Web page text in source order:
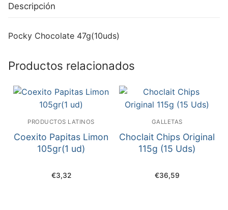
Descripción
Pocky Chocolate 47g(10uds)
Productos relacionados
PRODUCTOS LATINOS
Coexito Papitas Limon
105gr(1 ud)
€3,32
GALLETAS
Choclait Chips Original
115g (15 Uds)
€36,59